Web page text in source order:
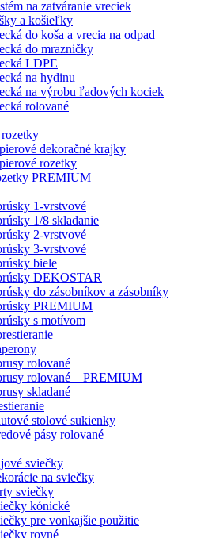
na zatváranie vreciek
a košieľky
do koša a vrecia na odpad
do mrazničky
LDPE
na hydinu
na výrobu ľadových kociek
rolované
dekoračné krajky
rozetky
PREMIUM
1-vrstvové
1/8 skladanie
2-vrstvové
3-vrstvové
biele
DEKOSTAR
do zásobníkov a zásobníky
PREMIUM
s motívom
rolované
rolované – PREMIUM
skladané
stolové sukienky
pásy rolované
sviečky
na sviečky
sviečky
kónické
pre vonkajšie použitie
rovné